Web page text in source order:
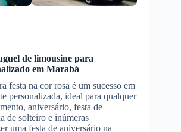
de limousine para
em Marabá
festa na cor rosa é um sucesso em
personalizada, ideal para qualquer
aniversário, festa de
de solteiro e inúmeras
uma festa de aniversário na